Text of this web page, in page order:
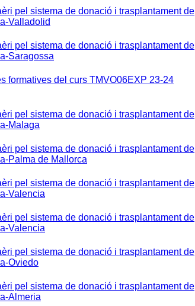
pel sistema de donació i trasplantament de
Valladolid
pel sistema de donació i trasplantament de
Saragossa
formatives del curs TMVO06EXP 23-24
pel sistema de donació i trasplantament de
Malaga
pel sistema de donació i trasplantament de
Palma de Mallorca
pel sistema de donació i trasplantament de
Valencia
pel sistema de donació i trasplantament de
Valencia
pel sistema de donació i trasplantament de
Oviedo
pel sistema de donació i trasplantament de
Almeria